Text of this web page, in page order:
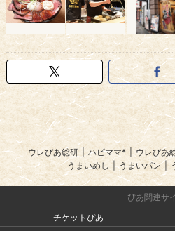
ウレぴあ総研 ハピママ* ウレぴあ
うまいめし
うまいパン |
ぴあ関連サ
チケットぴあ